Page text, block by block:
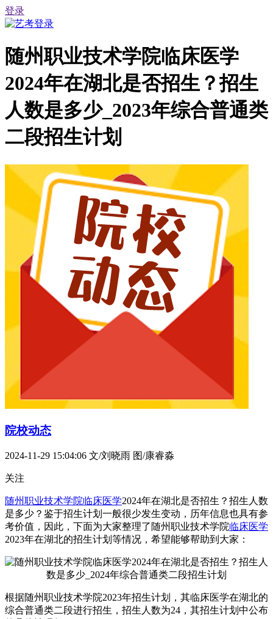
登录
随州职业技术学院临床医学
2024年在湖北是否招生？招生
人数是多少_2023年综合普通类
二段招生计划
院校动态
2024-11-29 15:04:06 文/刘晓雨 图/康睿淼
关注
随州职业技术学院临床医学2024年在湖北是否招生？招生人数
是多少？鉴于招生计划一般很少发生变动，历年信息也具有参
考价值，因此，下面为大家整理了随州职业技术学院临床医学
2023年在湖北的招生计划等情况，希望能够帮助到大家：
根据随州职业技术学院2023年招生计划，其临床医学在湖北的
综合普通类二段进行招生，招生人数为24，其招生计划中公布